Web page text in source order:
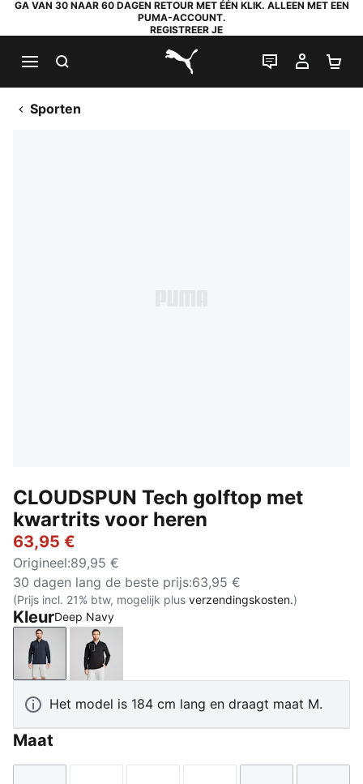
GA VAN 30 NAAR 60 DAGEN RETOUR MET ÉÉN KLIK. ALLEEN MET EEN
PUMA-ACCOUNT.
REGISTREER JE
PUMA.com
LIVE CHAT
MIJN
Sporten
CLOUDSPUN Tech golftop met
kwartrits voor heren
63,95 €
Origineel:89,95 €
30 dagen lang de beste prijs:63,95 €
(Prijs incl. 21% btw, mogelijk plus verzendingskosten.)
KleurDeep Navy
Deep NavyPUMA Black
Het model is 184 cm lang en draagt maat M.
Maat